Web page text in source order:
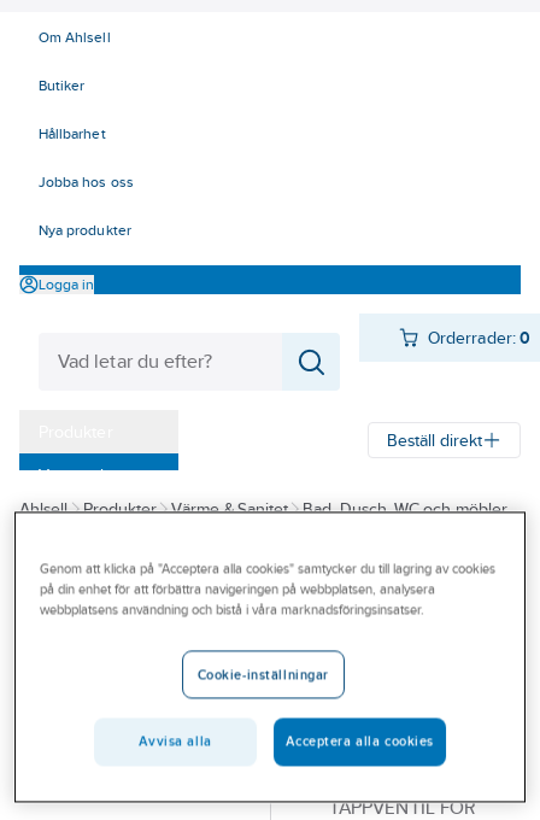
Om Ahlsell
Butiker
Hållbarhet
Jobba hos oss
Nya produkter
Logga in
Orderrader:0
Varumärken
Kampanjer
Outlet
Branscher
Beställ direkt
Ahlsell Produkter Värme & Sanitet
Bad, Dusch, WC och möbler
WESAG AB (VVS
AGENTURER AB)
Tappventil
för bänk Presto
Neo
TAPPVENTIL FÖR
Genom att klicka på "Acceptera alla cookies" samtycker du till lagring av cookies
på din enhet för att förbättra navigeringen på webbplatsen, analysera
webbplatsens användning och bistå i våra marknadsföringsinsatser.
Cookie-inställningar
Avvisa alla Acceptera alla cookies